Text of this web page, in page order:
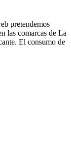
pretendemos
las comarcas de La
El consumo de